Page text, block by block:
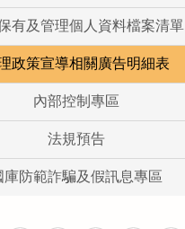
有及管理個人資料檔案清單
政策宣導相關廣告明細表
內部控制專區
法規預告
庫防範詐騙及假訊息專區